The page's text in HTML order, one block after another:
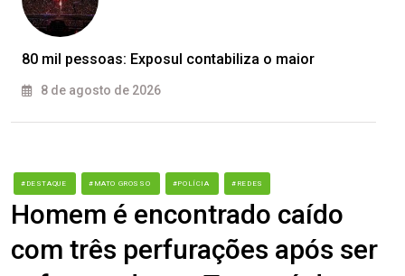
80 mil pessoas: Exposul contabiliza o maior
8 de agosto de 2026
#DESTAQUE #MATO GROSSO #POLÍCIA #REDES
Homem é encontrado caído
com três perfurações após ser